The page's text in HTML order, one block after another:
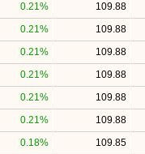
109.88
0.21%
109.88
0.21%
109.88
0.21%
109.88
0.21%
109.88
0.21%
109.88
0.21%
109.85
0.18%